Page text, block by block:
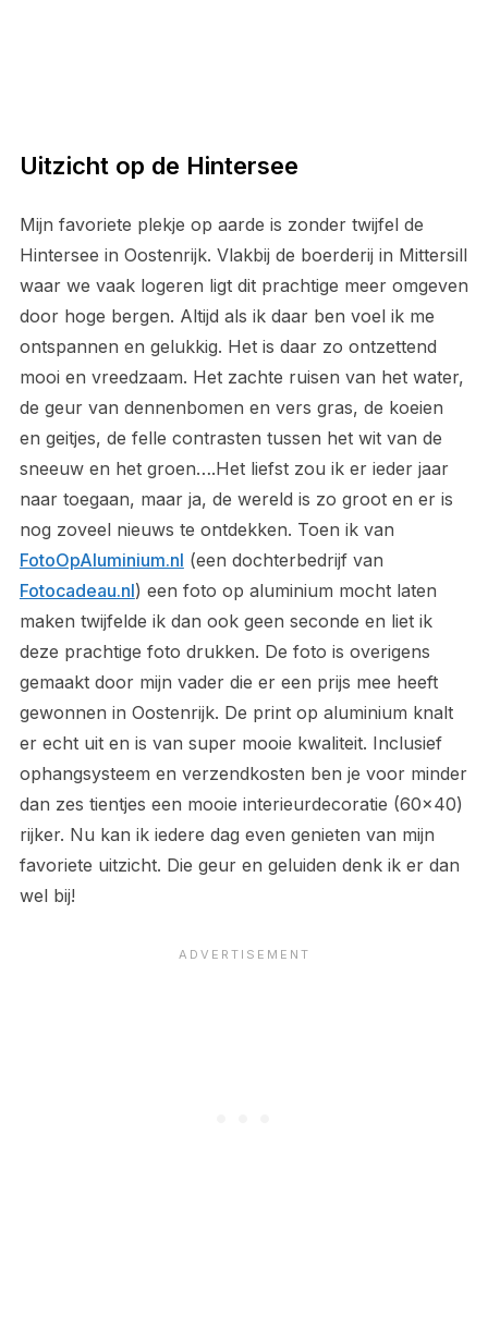
Uitzicht op de Hintersee
Mijn favoriete plekje op aarde is zonder twijfel de
Hintersee in Oostenrijk. Vlakbij de boerderij in Mittersill
waar we vaak logeren ligt dit prachtige meer omgeven
door hoge bergen. Altijd als ik daar ben voel ik me
ontspannen en gelukkig. Het is daar zo ontzettend
mooi en vreedzaam. Het zachte ruisen van het water,
de geur van dennenbomen en vers gras, de koeien
en geitjes, de felle contrasten tussen het wit van de
sneeuw en het groen….Het liefst zou ik er ieder jaar
naar toegaan, maar ja, de wereld is zo groot en er is
nog zoveel nieuws te ontdekken. Toen ik van
FotoOpAluminium.nl (een dochterbedrijf van
Fotocadeau.nl) een foto op aluminium mocht laten
maken twijfelde ik dan ook geen seconde en liet ik
deze prachtige foto drukken. De foto is overigens
gemaakt door mijn vader die er een prijs mee heeft
gewonnen in Oostenrijk. De print op aluminium knalt
er echt uit en is van super mooie kwaliteit. Inclusief
ophangsysteem en verzendkosten ben je voor minder
dan zes tientjes een mooie interieurdecoratie (60×40)
rijker. Nu kan ik iedere dag even genieten van mijn
favoriete uitzicht. Die geur en geluiden denk ik er dan
wel bij!